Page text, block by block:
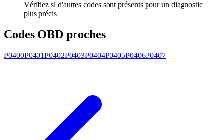
Vérifiez si d'autres codes sont présents pour un diagnostic
plus précis
Codes OBD proches
P0400P0401P0402P0403P0404P0405P0406P0407